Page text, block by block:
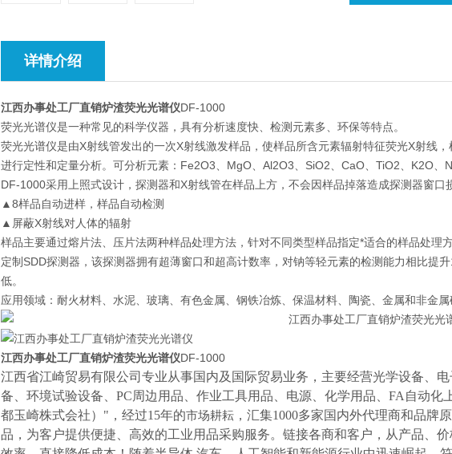
详情介绍
江西办事处工厂直销炉渣荧光光谱仪DF-1000
荧光光谱仪是一种常见的科学仪器，具有分析速度快、检测元素多、环保等特点。
荧光光谱仪是由X射线管发出的一次X射线激发样品，使样品所含元素辐射特征荧光X射线
进行定性和定量分析。可分析元素：Fe2O3、MgO、Al2O3、SiO2、CaO、TiO2、K2O、
DF-1000采用上照式设计，探测器和X射线管在样品上方，不会因样品掉落造成探测器窗口
▲8样品自动进样，样品自动检测
▲屏蔽X射线对人体的辐射
样品主要通过熔片法、压片法两种样品处理方法，针对不同类型样品指定*适合的样品处理
定制SDD探测器，该探测器拥有超薄窗口和超高计数率，对钠等轻元素的检测能力相比提
低。
应用领域：耐火材料、水泥、玻璃、有色金属、钢铁冶炼、保温材料、陶瓷、金属和非金
江西办事处工厂直销炉渣荧光光谱仪DF-1000
江西省江崎贸易有限公司专业从事国内及国际贸易业务，主要经营光学设备、
备、环境试验设备、PC周边用品、作业工具用品、电源、化学用品、FA自动
都玉崎株式会社）"，经过15年的市场耕耘 ，汇集1000多家国内外代理商和品牌
品，为客户提供便捷、高效的工业用品采购服务。链接各商和客户，从产品、